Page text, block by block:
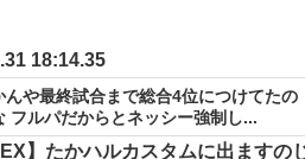
18:14.35
んや最終試合まで総合4位につけてたの
フルパだからとネッシー強制し...
】たかハルカスタムに出ますの